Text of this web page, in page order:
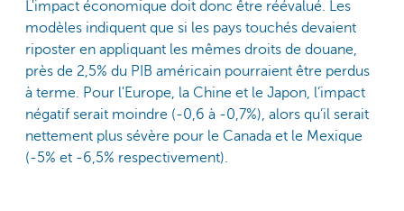
L'impact économique doit donc être réévalué. Les
modèles indiquent que si les pays touchés devaient
riposter en appliquant les mêmes droits de douane,
près de 2,5% du PIB américain pourraient être perdus
à terme. Pour l'Europe, la Chine et le Japon, l’impact
négatif serait moindre (-0,6 à -0,7%), alors qu’il serait
nettement plus sévère pour le Canada et le Mexique
(-5% et -6,5% respectivement).